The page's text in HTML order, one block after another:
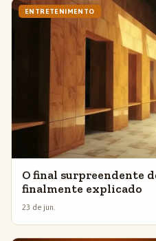
ENTRETENIMENTO
O final surpreendente
finalmente explicado
23 de jun.